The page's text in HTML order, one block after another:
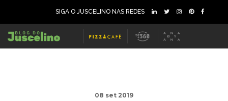
SIGA O JUSCELINO NAS REDES
08 set 2019